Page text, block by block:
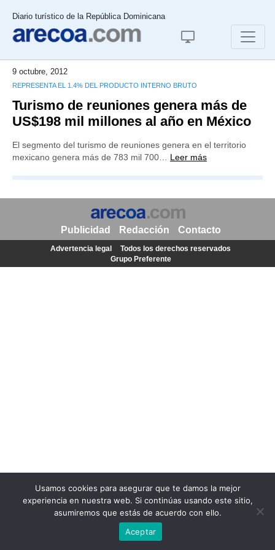
Diario turístico de la República Dominicana
9 octubre, 2012
REPRESENTA EL 1.4% DEL PRODUCTO INTERNO BRUTO
Turismo de reuniones genera más de
US$198 mil millones al año en México
El segmento del turismo de reuniones genera en el territorio
mexicano genera más de 783 mil 700… Leer más
Usamos cookies para asegurar que te damos la mejor
experiencia en nuestra web. Si continúas usando este sitio,
asumiremos que estás de acuerdo con ello.
Aceptar
Publicidad Redacción Contacto
Advertencia legal
Todos los derechos reservados
Grupo Preferente